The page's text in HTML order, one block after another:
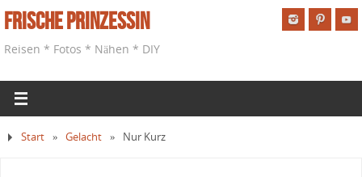
Frische Prinzessin
Reisen * Fotos * Nähen * DIY
Start » Gelacht » Nur Kurz